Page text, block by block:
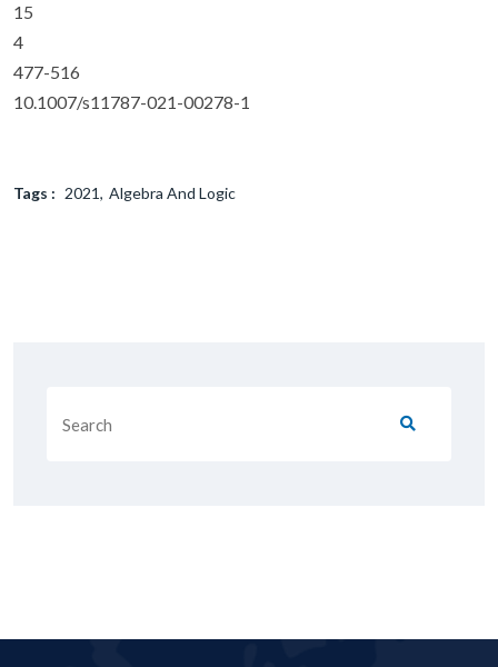
15
4
477-516
10.1007/s11787-021-00278-1
Tags : 2021 Algebra And Logic